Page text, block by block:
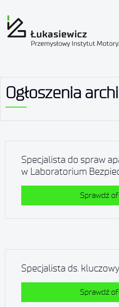
Ogłoszenia
Specjalista do spraw
w Laboratorium
Sprawdź
Specjalista ds.
Sprawdź